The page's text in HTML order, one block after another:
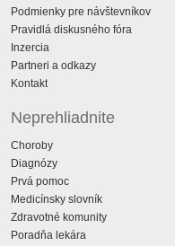
Podmienky pre návštevníkov
Pravidlá diskusného fóra
Inzercia
Partneri a odkazy
Kontakt
Neprehliadnite
Choroby
Diagnózy
Prvá pomoc
Medicínsky slovník
Zdravotné komunity
Poradňa lekára